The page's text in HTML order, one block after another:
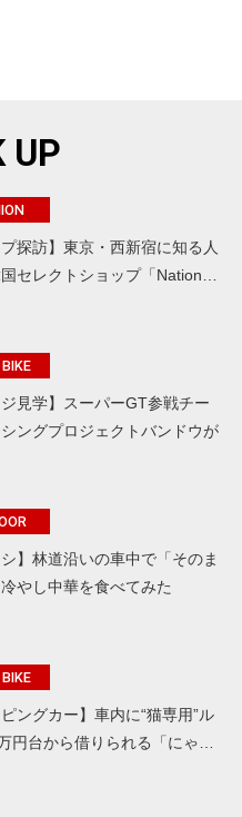
UP
プ探訪】東京・西新宿に知る人
セレクトショップ「Nation…
ジ見学】スーパーGT参戦チー
ングプロジェクトバンドウが
シ】林道沿いの車中で「そのま
やし中華を食べてみた
ピングカー】車内に“猫専用”ル
円台から借りられる「にゃ…